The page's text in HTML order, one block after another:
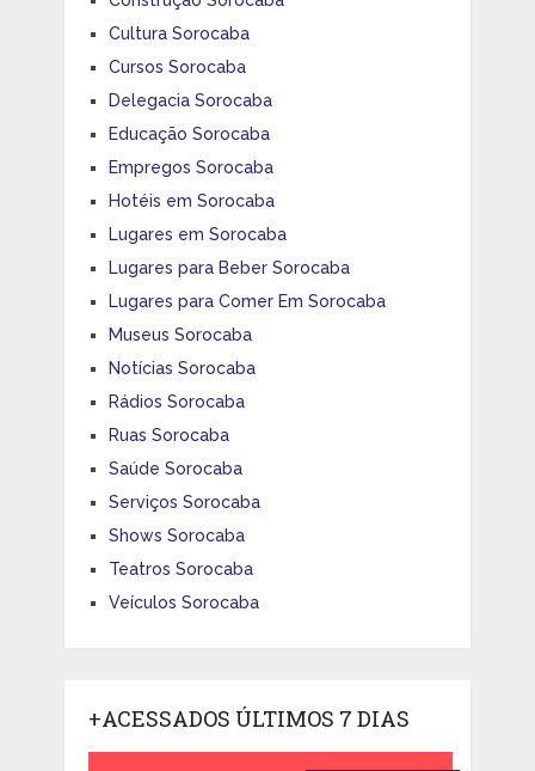
Cultura Sorocaba
Cursos Sorocaba
Delegacia Sorocaba
Educação Sorocaba
Empregos Sorocaba
Hotéis em Sorocaba
Lugares em Sorocaba
Lugares para Beber Sorocaba
Lugares para Comer Em Sorocaba
Museus Sorocaba
Notícias Sorocaba
Rádios Sorocaba
Ruas Sorocaba
Saúde Sorocaba
Serviços Sorocaba
Shows Sorocaba
Teatros Sorocaba
Veículos Sorocaba
+ACESSADOS ÚLTIMOS 7 DIAS